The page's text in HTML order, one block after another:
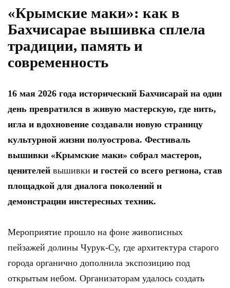
«Крымские маки»: как в
Бахчисарае вышивка сплела
традиции, память и
современность
16 мая 2026 года исторический Бахчисарай на один
день превратился в живую мастерскую, где нить,
игла и вдохновение создавали новую страницу
культурной жизни полуострова. Фестиваль
вышивки «Крымские маки» собрал мастеров,
ценителей вышивки и гостей со всего региона, став
площадкой для диалога поколений и
демонстрации инстересных техник.
Мероприятие прошло на фоне живописных
пейзажей долины Чурук-Су, где архитектура старого
города органично дополнила экспозицию под
открытым небом. Организаторам удалось создать